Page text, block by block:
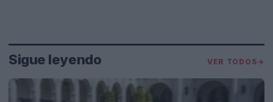
Sigue leyendo VER TODOS→